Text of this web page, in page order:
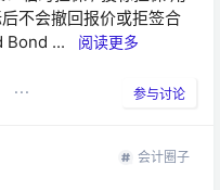
不会撤回报价或拒签合
Bond ...
阅读更多
参与讨论
会计圈子